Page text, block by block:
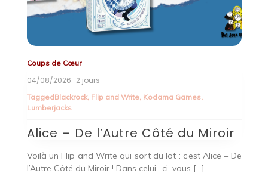
Coups de Cœur
30/07/2026 7 jours
Taggedfamilial,oya
Festival International du Jeu de Cannes et qui nous a
clairement […]